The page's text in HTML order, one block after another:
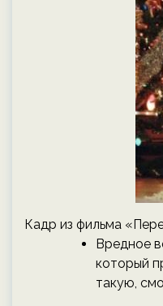
Кадр из фильма
Вредное
который
такую,